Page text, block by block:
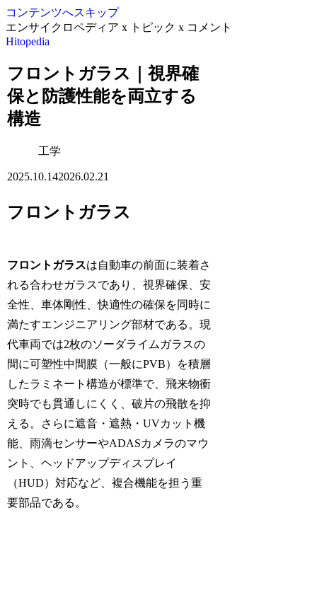
コンテンツへスキップ
エンサイクロペディア x トピック x コメント
Hitopedia
フロントガラス｜視界確
保と防護性能を両立する
構造
工学
2025.10.142026.02.21
フロントガラス
フロントガラスは自動車の前面に装着さ
れる合わせガラスであり、視界確保、安
全性、車体剛性、快適性の確保を同時に
満たすエンジニアリング部材である。現
代車両では2枚のソーダライムガラスの
間に可塑性中間膜（一般にPVB）を積層
したラミネート構造が標準で、飛来物衝
突時でも貫通しにくく、破片の飛散を抑
える。さらに遮音・遮熱・UVカット機
能、雨滴センサーやADASカメラのマウ
ント、ヘッドアップディスプレイ
（HUD）対応など、複合機能を担う重
要部品である。